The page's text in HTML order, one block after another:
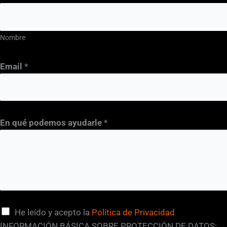
Nombre
Email *
En qué podemos ayudarle *
C He leído y acepto la Política de Privacidad